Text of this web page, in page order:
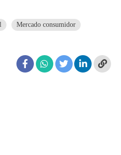
Mercado consumidor